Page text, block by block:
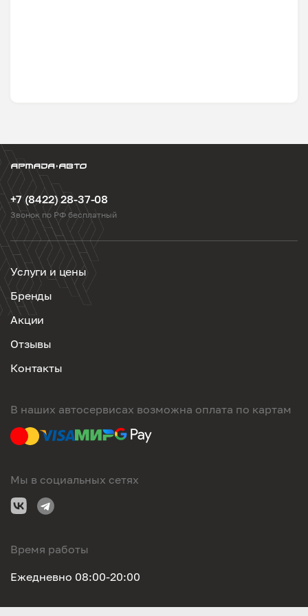
+7 (8422) 28-37-08
Звонок по РФ бесплатный
Услуги и цены
Бренды
Акции
Отзывы
Контакты
В наших автосервисах возможна оплата по картам
Мы в социальных сетях
Время работы
Ежедневно 08:00-20:00